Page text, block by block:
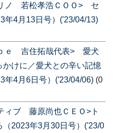
ノ 若松孝浩ＣＯＯ> セ
年4月13日号）('23/04/13)
ｅ 吉住拓哉代表> 愛犬
けに／愛犬との辛い記憶
年4月6日号）('23/04/06) (0
ィブ 藤原尚也ＣＥＯ>ト
2023年3月30日号）('23/0